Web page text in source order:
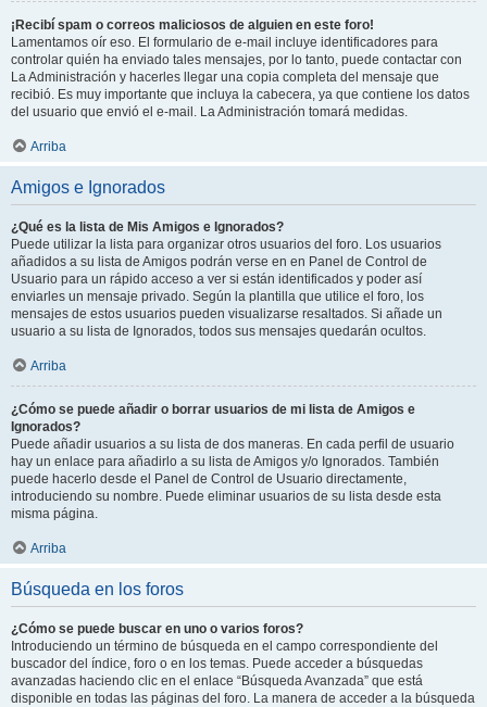
¡Recibí spam o correos maliciosos de alguien en este foro!
Lamentamos oír eso. El formulario de e-mail incluye identificadores para
controlar quién ha enviado tales mensajes, por lo tanto, puede contactar con
La Administración y hacerles llegar una copia completa del mensaje que
recibió. Es muy importante que incluya la cabecera, ya que contiene los datos
del usuario que envió el e-mail. La Administración tomará medidas.
Arriba
Amigos e Ignorados
¿Qué es la lista de Mis Amigos e Ignorados?
Puede utilizar la lista para organizar otros usuarios del foro. Los usuarios
añadidos a su lista de Amigos podrán verse en en Panel de Control de
Usuario para un rápido acceso a ver si están identificados y poder así
enviarles un mensaje privado. Según la plantilla que utilice el foro, los
mensajes de estos usuarios pueden visualizarse resaltados. Si añade un
usuario a su lista de Ignorados, todos sus mensajes quedarán ocultos.
Arriba
¿Cómo se puede añadir o borrar usuarios de mi lista de Amigos e
Ignorados?
Puede añadir usuarios a su lista de dos maneras. En cada perfil de usuario
hay un enlace para añadirlo a su lista de Amigos y/o Ignorados. También
puede hacerlo desde el Panel de Control de Usuario directamente,
introduciendo su nombre. Puede eliminar usuarios de su lista desde esta
misma página.
Arriba
Búsqueda en los foros
¿Cómo se puede buscar en uno o varios foros?
Introduciendo un término de búsqueda en el campo correspondiente del
buscador del índice, foro o en los temas. Puede acceder a búsquedas
avanzadas haciendo clic en el enlace “Búsqueda Avanzada” que está
disponible en todas las páginas del foro. La manera de acceder a la búsqueda